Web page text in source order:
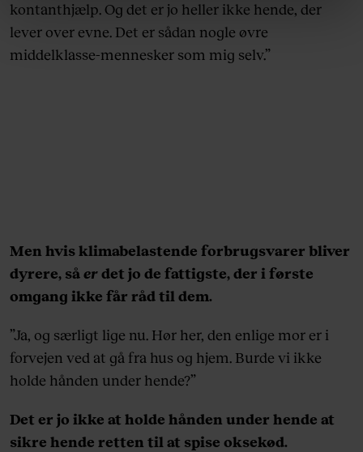
om vores brug af cookies, samarbejdspartnere og
behandling af dine personoplysninger i forbindelse
hermed i både voresprivatlivspolitikogcookiepolitik
kontanthjælp. Og det er jo heller ikke hende, der
lever over evne. Det er sådan nogle øvre
middelklasse-mennesker som mig selv.”
Men hvis klimabelastende forbrugsvarer bliver
dyrere, såerdet jo de fattigste, der i første
omgang ikke får råd til dem.
”Ja, og særligt lige nu. Hør her, den enlige mor er i
forvejen ved at gå fra hus og hjem. Burde vi ikke
holde hånden under hende?”
Det er jo ikke at holde hånden under hende at
sikre hende retten til at spise oksekød.